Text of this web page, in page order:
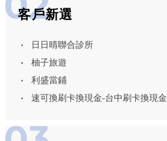
客戶新選
日日晴聯合診所
柚子旅遊
利盛當鋪
速可換刷卡換現金-台中刷卡換現金